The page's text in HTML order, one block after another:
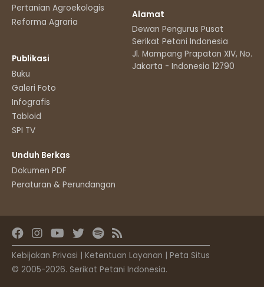
Pertanian Agroekologis
Reforma Agraria
Publikasi
Buku
Galeri Foto
Infografis
Tabloid
SPI TV
Unduh Berkas
Dokumen PDF
Peraturan & Perundangan
Alamat
Dewan Pengurus Pusat
Serikat Petani Indonesia
Jl. Mampang Prapatan XIV, No.11
Jakarta - Indonesia 12790
Kebijakan Privasi | Ketentuan Layanan | Peta Situs
© 2005-2026. Serikat Petani Indonesia.